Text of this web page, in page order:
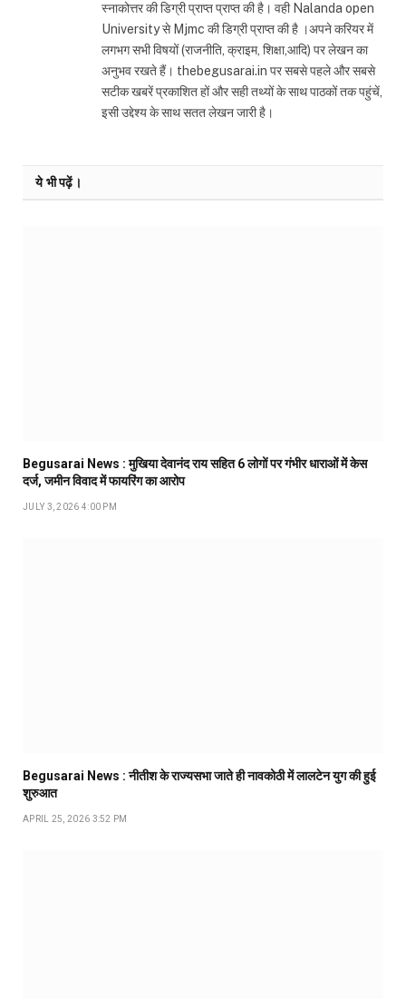
स्नाकोत्तर की डिग्री प्राप्त प्राप्त की है। वही Nalanda open
University से Mjmc की डिग्री प्राप्त की है ।अपने करियर में
लगभग सभी विषयों (राजनीति, क्राइम, शिक्षा,आदि) पर लेखन का
अनुभव रखते हैं। thebegusarai.in पर सबसे पहले और सबसे
सटीक खबरें प्रकाशित हों और सही तथ्यों के साथ पाठकों तक पहुंचें,
इसी उद्देश्य के साथ सतत लेखन जारी है।
ये भी पढ़ें।
Begusarai News : मुखिया देवानंद राय सहित 6 लोगों पर गंभीर धाराओं में केस
दर्ज, जमीन विवाद में फायरिंग का आरोप
JULY 3, 2026 4:00 PM
Begusarai News : नीतीश के राज्यसभा जाते ही नावकोठी में लालटेन युग की हुई
शुरुआत
APRIL 25, 2026 3:52 PM